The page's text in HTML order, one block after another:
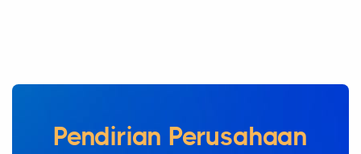
Pendirian Perusahaan